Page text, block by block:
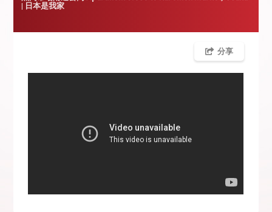
| 日本是我家
分享